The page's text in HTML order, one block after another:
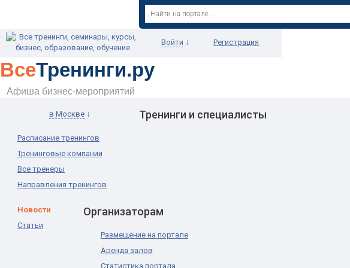
ВсеТренинги.ру
Афиша бизнес-мероприятий
в Москве ↓
Войти ↓ Регистрация
Тренинги и специалисты
Расписание тренингов
Тренинговые компании
Все тренеры
Направления тренингов
Новости
Статьи
Организаторам
Размещение на портале
Аренда залов
Статистика портала